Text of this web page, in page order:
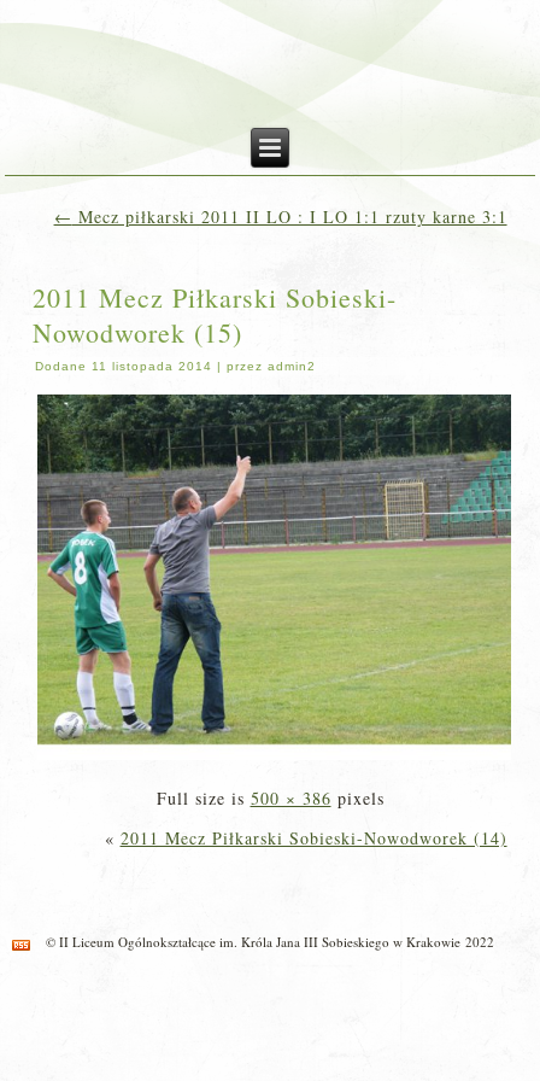
← Mecz piłkarski 2011 II LO : I LO 1:1 rzuty karne 3:1
2011 Mecz Piłkarski Sobieski-
Nowodworek (15)
Dodane 11 listopada 2014 |przez admin2
Full size is 500 × 386 pixels
« 2011 Mecz Piłkarski Sobieski-Nowodworek (14)
© II Liceum Ogólnokształcące im. Króla Jana III Sobieskiego w Krakowie 2022